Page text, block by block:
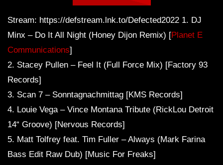
Stream: https://defstream.lnk.to/Defected2022 1. DJ
Minx – Do It All Night (Honey Dijon Remix) [Planet E
Communications]
2. Stacey Pullen – Feel It (Full Force Mix) [Factory 93
Records]
3. Scan 7 – Sonntagnachmittag [KMS Records]
4. Louie Vega – Vince Montana Tribute (RickLou Detroit
14“ Groove) [Nervous Records]
5. Matt Tolfrey feat. Tim Fuller – Always (Mark Farina
Bass Edit Raw Dub) [Music For Freaks]